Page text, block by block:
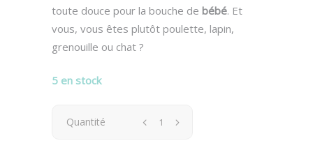
toute douce pour la bouche de bébé. Et
vous, vous êtes plutôt poulette, lapin,
grenouille ou chat ?
5 en stock
Bavoir
Quantité